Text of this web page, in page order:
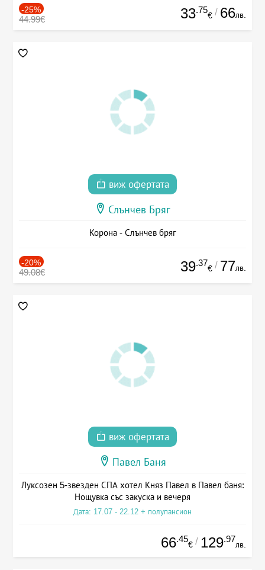
-25%
44.99€ 33.75
€ / 66лв.
виж офертата
Слънчев Бряг
Корона - Слънчев бряг
-20%
49.08€ 39.37
€ / 77лв.
виж офертата
Павел Баня
Луксозен 5-звезден СПА хотел Княз Павел в Павел баня:
Нощувка със закуска и вечеря
Дата: 17.07 - 22.12 + полупансион
66.45
€ / 129.97
лв.